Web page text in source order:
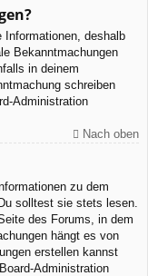
Informationen, deshalb
Bekanntmachungen
in deinem
schreiben
Administration
Nach oben
zu dem
solltest sie stets lesen.
des Forums, in dem
hängt es von
erstellen kannst
Administration